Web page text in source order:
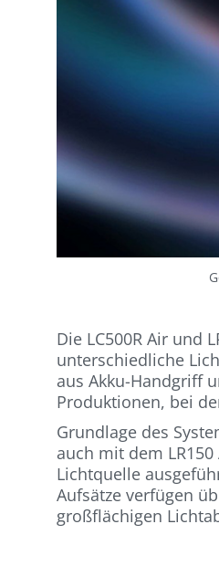
Die LC500R Air und
unterschiedliche
aus Akku-Handgriff
Produktionen, bei
Grundlage des
auch mit dem
Lichtquelle
Aufsätze verfügen
großflächigen